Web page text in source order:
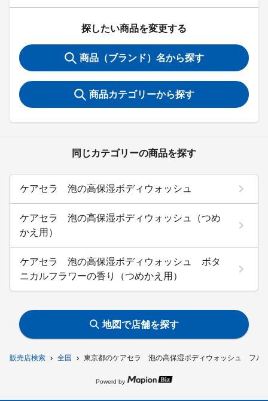
販売店検索 全国 東京都のケアセラ 泡の高保湿ボディウォッシュ フル
探したい商品を変更する
商品（ブランド）名から探す
商品カテゴリーから探す
同じカテゴリーの商品を探す
ケアセラ 泡の高保湿ボディウォッシュ
ケアセラ 泡の高保湿ボディウォッシュ（つめ
かえ用）
ケアセラ 泡の高保湿ボディウォッシュ ボタ
ニカルフラワーの香り（つめかえ用）
地図で店舗を探す
Powerd by